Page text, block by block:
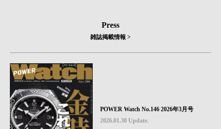
Press
雑誌掲載情報 >
POWER Watch No.146 2026年3月号
2026.01.30 Update.